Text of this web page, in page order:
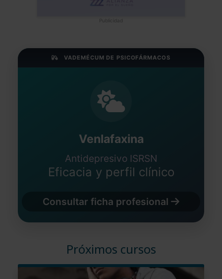
Publicidad
VADEMÉCUM DE PSICOFÁRMACOS
Venlafaxina
Antidepresivo ISRSN
Eficacia y perfil clínico
Consultar ficha profesional
Próximos cursos